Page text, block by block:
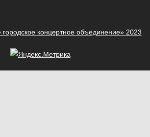
концертное объединение» 2023